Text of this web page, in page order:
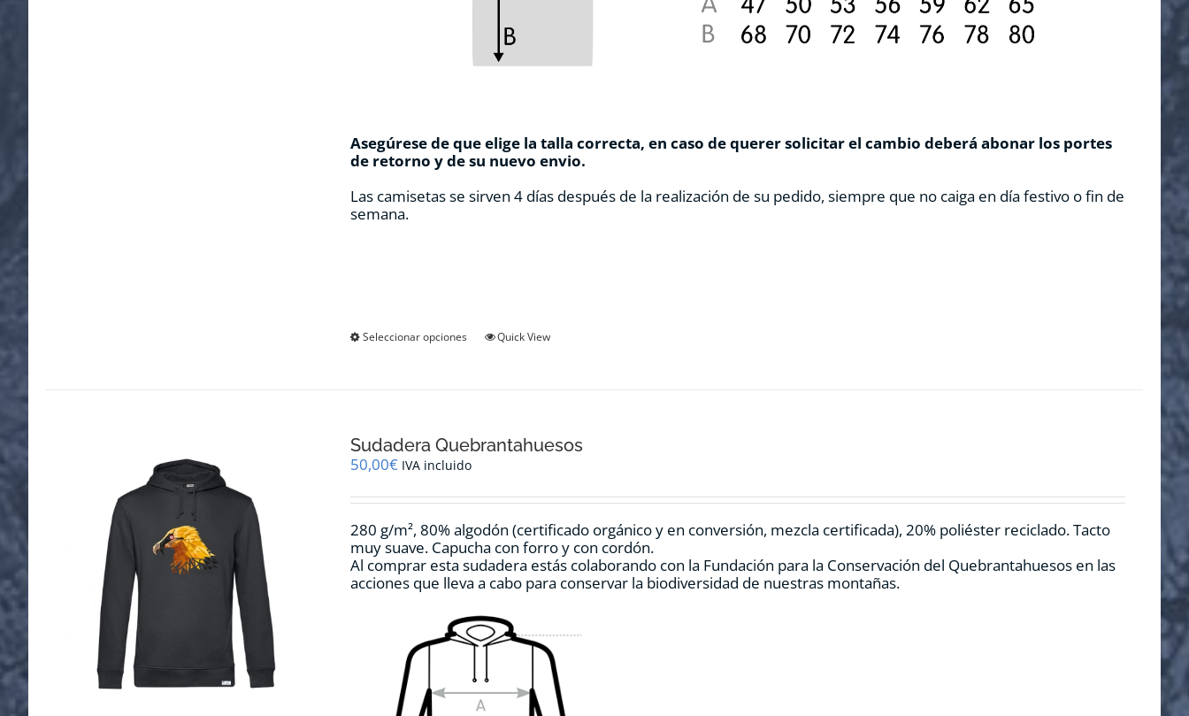
Asegúrese de que elige la talla correcta, en caso de querer solicitar el cambio deberá abonar los portes
de retorno y de su nuevo envio.
Las camisetas se sirven 4 días después de la realización de su pedido, siempre que no caiga en día festivo o fin de
semana.
Seleccionar opciones
Este
opciones
elegir
la
página
de
producto
Quick View
Sudadera Quebrantahuesos
50,00€ IVA incluido
280 g/m², 80% algodón (certificado orgánico y en conversión, mezcla certificada), 20% poliéster reciclado. Tacto
muy suave. Capucha con forro y con cordón.
Al comprar esta sudadera estás colaborando con la Fundación para la Conservación del Quebrantahuesos en las
acciones que lleva a cabo para conservar la biodiversidad de nuestras montañas.